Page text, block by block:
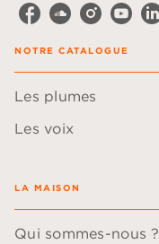
NOTRE CATALOGUE
Les plumes
Les voix
LA MAISON
Qui sommes-nous ?